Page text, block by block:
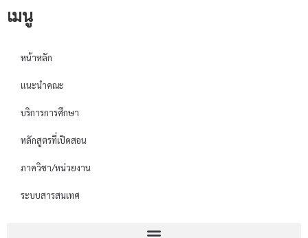
เมนู
หน้าหลัก
แนะนำคณะ
บริการการศึกษา
หลักสูตรที่เปิดสอน
ภาควิชา/หน่วยงาน
ระบบสารสนเทศ